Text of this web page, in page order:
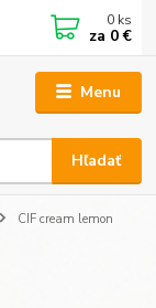
Menu
Hľadať
0 ks
za 0 €
CIF cream lemon